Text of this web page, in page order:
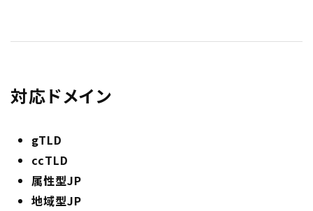
対応ドメイン
gTLD
ccTLD
属性型JP
地域型JP